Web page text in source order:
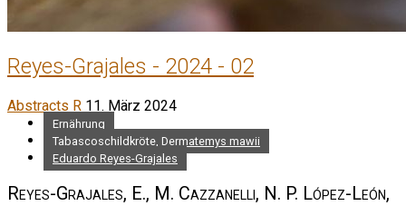
Reyes-Grajales - 2024 - 02
Abstracts R 11. März 2024
Ernährung
Tabascoschildkröte, Dermatemys mawii
Eduardo Reyes-Grajales
Reyes-Grajales, E., M. Cazzanelli, N. P. López-León,